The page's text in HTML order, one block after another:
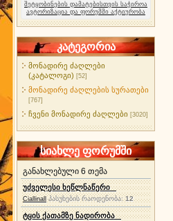
შეტყობინების დამატებისთვის საჭიროა
ავტორიზაცია და ფორუმში აქტიურობა
კატეგორია
მონადირე ძაღლები
(კატალოგი) [52]
მონადირე ძაღლების სურათები
[767]
ჩვენი მონადირე ძაღლები [3020]
სიახლე ფორუმში
განახლებული 6 თემა
უძველესი ხეწლნაწერი
Ciallinall პასუხების რაოდენობა:12
ტყის ქათამზე ნადირობა